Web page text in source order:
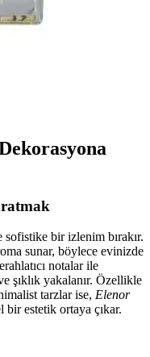
ve Ev Atmosferinizi
sofistike bir izlenim bırakır.
sunar, böylece evinizde
notalar ile
şıklık yakalanır. Özellikle
tarzlar ise, Elenor
estetik ortaya çıkar.